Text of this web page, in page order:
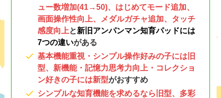
ュー数増加(41→50)、はじめてモード追加、
画面操作性向上、メダルガチャ追加、タッチ
感度向上と新旧アンパンマン知育パッドには
7つの違いがある
基本機能重視・シンプル操作好みの子には旧
型、新機能・記憶力思考力向上・コレクショ
ン好きの子には新型がおすすめ
シンプルな知育機能を求めるなら旧型、多彩